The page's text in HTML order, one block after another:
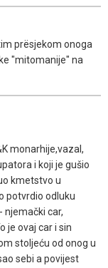
prësjekom onoga
"mitomanije" na
monarhije,vazal,
i koji je gušio
kmetstvo u
potvrdio odluku
njemački car,
je ovaj car i sin
stoljeću od onog u
sebi a povijest